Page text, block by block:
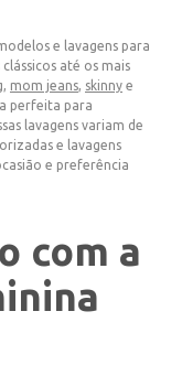
e lavagens para
até os mais
, mom jeans, skinny e
perfeita para
lavagens variam de
e lavagens
e preferência
com a